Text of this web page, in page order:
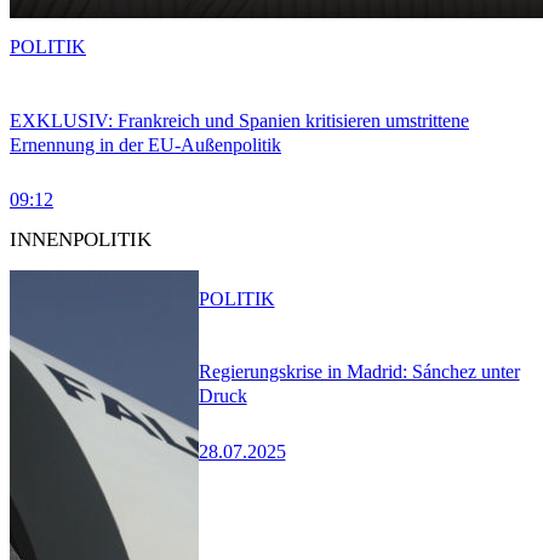
EXKLUSIV: Frankreich und Spanien kritisieren umstrittene
Ernennung in der EU-Außenpolitik
09:12
POLITIK
INNENPOLITIK
Regierungskrise in Madrid: Sánchez unter
Druck
28.07.2025
POLITIK